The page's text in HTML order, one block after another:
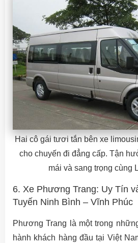
Hai cô gái tươi tắn bên xe
cho chuyến đi đẳng cấp. Tận
mái và sang trọng cùng
6. Xe Phương Trang: Uy Tín
Tuyến Ninh Bình – Vĩnh Phúc
Phương Trang là một trong
hành khách hàng đầu tại Việt